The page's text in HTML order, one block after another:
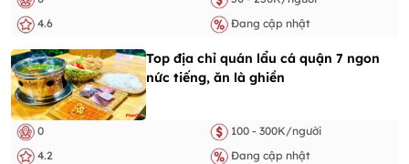
4.6
Đang cập nhật
Top địa chỉ quán lẩu cá quận 7 ngon
nức tiếng, ăn là ghiền
0
100 - 300K/người
4.2
Đang cập nhật